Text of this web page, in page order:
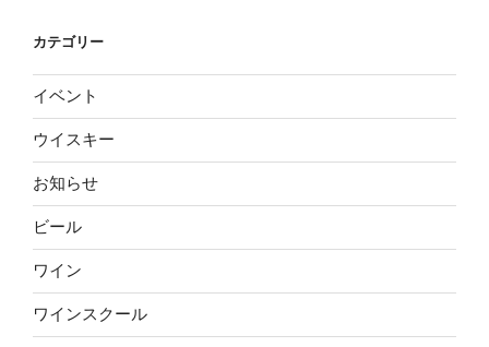
カテゴリー
イベント
ウイスキー
お知らせ
ビール
ワイン
ワインスクール